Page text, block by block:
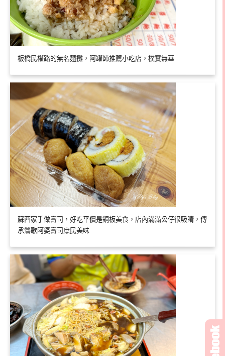
板橋民權路的無名麵攤，阿罐師推薦小吃店，樸實無華
蘇西家手做壽司，好吃平價是銅板美食，店內滿滿公仔很吸睛，傳
承鶯歌阿婆壽司庶民美味